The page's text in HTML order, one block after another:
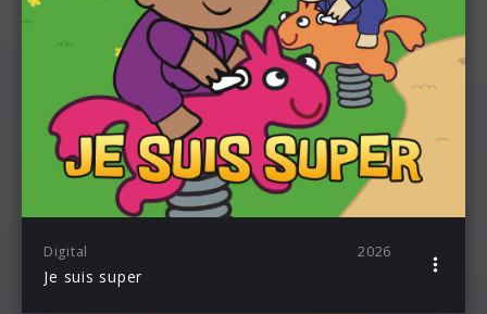
Digital 2026
Je suis super